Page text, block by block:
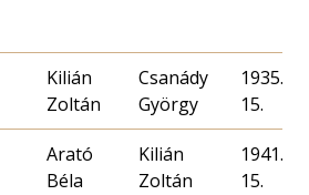
Kilián
Zoltán
Csanády
György
1935.
15.
Arató
Béla
Kilián
Zoltán
1941.
15.